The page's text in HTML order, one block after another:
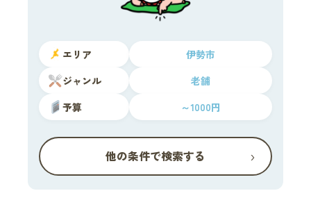
エリア
伊勢市
ジャンル
老舗
予算
～1000円
他の条件で検索する ›